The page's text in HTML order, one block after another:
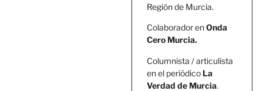
Región de Murcia.
Colaborador enOnda
Cero Murcia.
Columnista / articulista
en el periódico La
Verdad de Murcia.